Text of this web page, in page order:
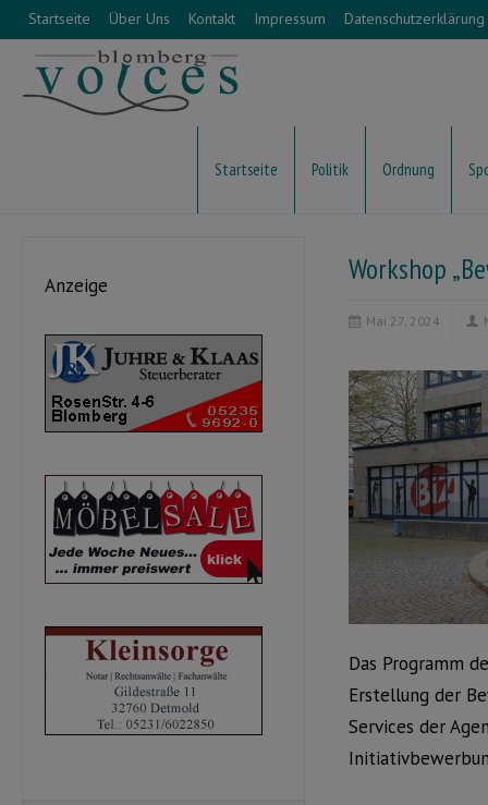
Startseite Über Uns Kontakt Impressum Datenschutzerklärung
Startseite Politik Ordnung
Workshop
Mai 27, 2024
Das Programm
Erstellung der
Services der
Anzeige